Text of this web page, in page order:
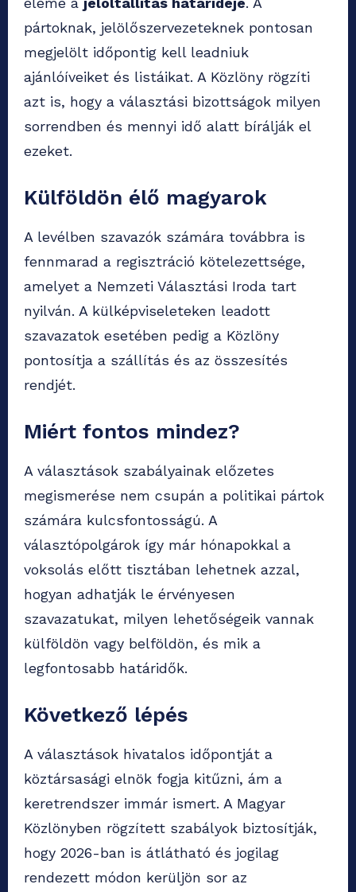
pártoknak, jelölőszervezeteknek pontosan
megjelölt időpontig kell leadniuk
ajánlóíveiket és listáikat. A Közlöny rögzíti
azt is, hogy a választási bizottságok milyen
sorrendben és mennyi idő alatt bírálják el
ezeket.
Külföldön élő magyarok
A levélben szavazók számára továbbra is
fennmarad a regisztráció kötelezettsége,
amelyet a Nemzeti Választási Iroda tart
nyilván. A külképviseleteken leadott
szavazatok esetében pedig a Közlöny
pontosítja a szállítás és az összesítés
rendjét.
Miért fontos mindez?
A választások szabályainak előzetes
megismerése nem csupán a politikai pártok
számára kulcsfontosságú. A
választópolgárok így már hónapokkal a
voksolás előtt tisztában lehetnek azzal,
hogyan adhatják le érvényesen
szavazatukat, milyen lehetőségeik vannak
külföldön vagy belföldön, és mik a
legfontosabb határidők.
Következő lépés
A választások hivatalos időpontját a
köztársasági elnök fogja kitűzni, ám a
keretrendszer immár ismert. A Magyar
Közlönyben rögzített szabályok biztosítják,
hogy 2026-ban is átlátható és jogilag
rendezett módon kerüljön sor az